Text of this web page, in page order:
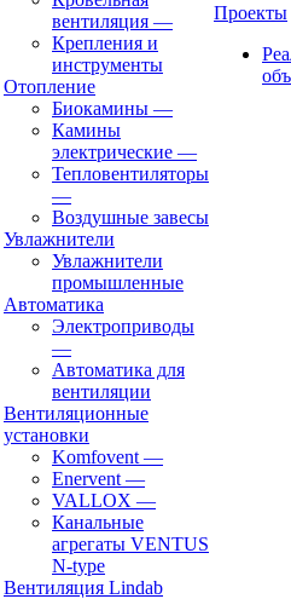
вентиляция —
Крепления и
инструменты
Отопление
Биокамины —
Камины
электрические —
Тепловентиляторы
—
Воздушные завесы
Увлажнители
Увлажнители
промышленные
Автоматика
Электроприводы
—
Автоматика для
вентиляции
Вентиляционные
установки
Komfovent —
Enervent —
VALLOX —
Канальные
агрегаты VENTUS
N-type
Вентиляция Lindab
Проекты